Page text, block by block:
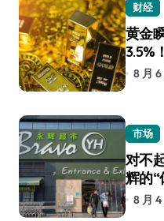
财经
黄金
3.5%
8 月
市场
对不
辉的“
8 月